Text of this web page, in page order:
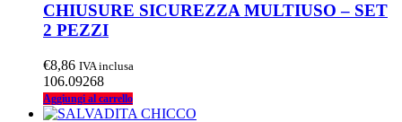
CHIUSURE SICUREZZA MULTIUSO – SET
2 PEZZI
€8,86 IVA inclusa
106.09268
Aggiungi al carrello